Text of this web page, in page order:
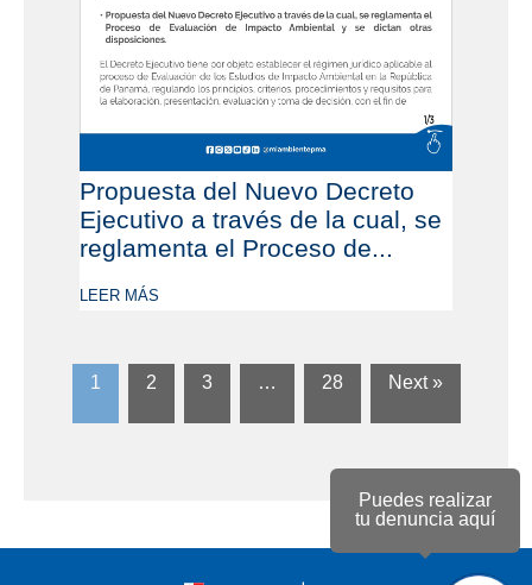
Puedes realizar
tu denuncia aquí
Propuesta del Nuevo Decreto
Ejecutivo a través de la cual, se
reglamenta el Proceso de...
LEER MÁS
1 2 3 … 28 Next »